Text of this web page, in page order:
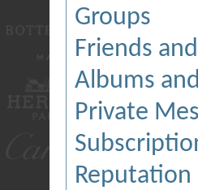
Groups
Friends
Albums
Private
Reputation